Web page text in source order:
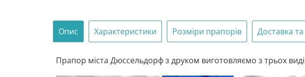
Опис Характеристики Розміри прапорів Доставка
Прапор міста Дюссельдорф з друком виготовляємо з трьох